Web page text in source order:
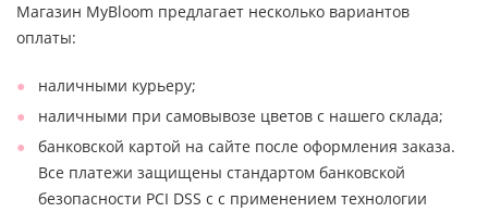
Магазин MyBloom предлагает несколько вариантов
оплаты:
наличными курьеру;
наличными при самовывозе цветов с нашего склада;
банковской картой на сайте после оформления заказа.
Все платежи защищены стандартом банковской
безопасности PCI DSS с с применением технологии